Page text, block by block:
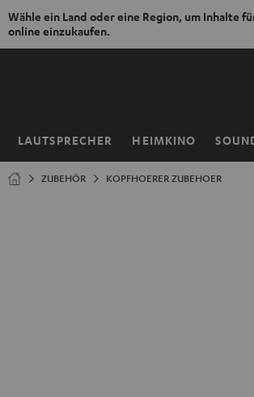
Wähle ein Land oder eine Region, um Inhalte
online einzukaufen.
ZUM
LAUTSPRECHER HEIMKINO
Startseite
ZUBEHÖR KOPFHOERER ZUBEHOER